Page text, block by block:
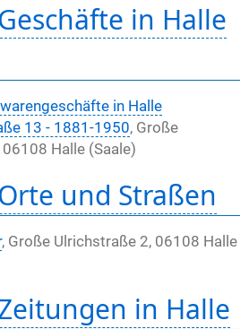
in Halle
in Halle
13 - 1881-1950, Große
Halle (Saale)
und Straßen
, Große Ulrichstraße 2, 06108 Halle
in Halle